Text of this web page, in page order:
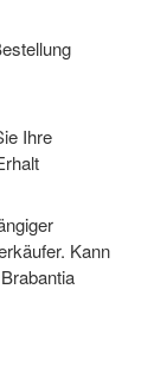
Ihre
Kann